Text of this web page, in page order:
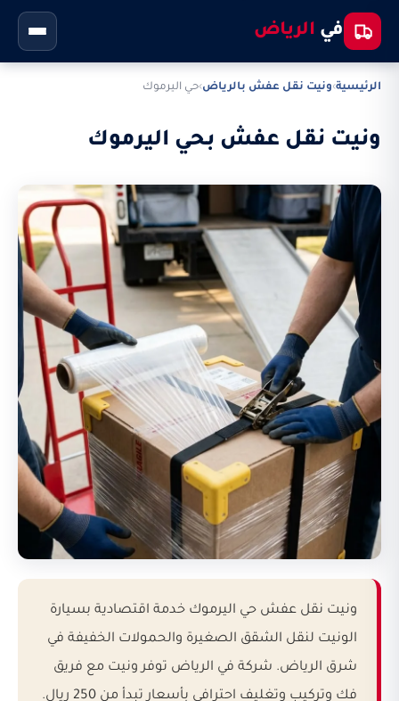
في الرياض
الرئيسية›ونيت نقل عفش بالرياض›حي اليرموك
ونيت نقل عفش بحي اليرموك
ونيت نقل عفش حي اليرموك خدمة اقتصادية بسيارة
الونيت لنقل الشقق الصغيرة والحمولات الخفيفة في
شرق الرياض. شركة في الرياض توفر ونيت مع فريق
فك وتركيب وتغليف احترافي بأسعار تبدأ من 250 ريال.